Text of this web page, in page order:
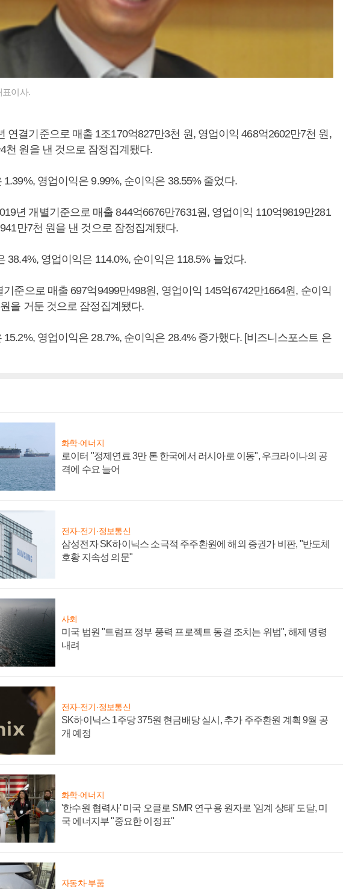
이사.
연결기준으로 매출 1조170억827만3천 원, 영업이익 468억2602만7천 원,
천 원을 낸 것으로 잠정집계됐다.
1.39%, 영업이익은 9.99%, 순이익은 38.55% 줄었다.
년 개별기준으로 매출 844억6676만7631원, 영업이익 110억9819만281
만7천 원을 낸 것으로 잠정집계됐다.
38.4%, 영업이익은 114.0%, 순이익은 118.5% 늘었다.
기준으로 매출 697억9499만498원, 영업이익 145억6742만1664원, 순이익
을 거둔 것으로 잠정집계됐다.
15.2%, 영업이익은 28.7%, 순이익은 28.4% 증가했다. [비즈니스포스트 은
화학·에너지
로이터 "정제연료 3만 톤 한국에서 러시아로 이동", 우크라이나의 공
격에 수요 늘어
전자·전기·정보통신
삼성전자 SK하이닉스 소극적 주주환원에 해외 증권가 비판, "반도체
호황 지속성 의문"
사회
미국 법원 "트럼프 정부 풍력 프로젝트 동결 조치는 위법", 해제 명령
내려
전자·전기·정보통신
SK하이닉스 1주당 375원 현금배당 실시, 추가 주주환원 계획 9월 공
개 예정
화학·에너지
'한수원 협력사' 미국 오클로 SMR 연구용 원자로 '임계 상태' 도달, 미
국 에너지부 "중요한 이정표"
자동차·부품